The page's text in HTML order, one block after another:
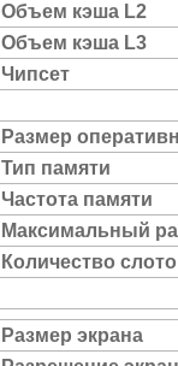
Объем кэша L2
Объем кэша L3
Чипсет
Размер
Тип памяти
Частота памяти
Максимальный
Количество
Размер экрана